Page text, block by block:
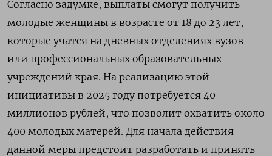
Согласно задумке, выплаты смогут получить
молодые женщины в возрасте от 18 до 23 лет,
которые учатся на дневных отделениях вузов
или профессиональных образовательных
учреждений края. На реализацию этой
инициативы в 2025 году потребуется 40
миллионов рублей, что позволит охватить около
400 молодых матерей. Для начала действия
данной меры предстоит разработать и принять